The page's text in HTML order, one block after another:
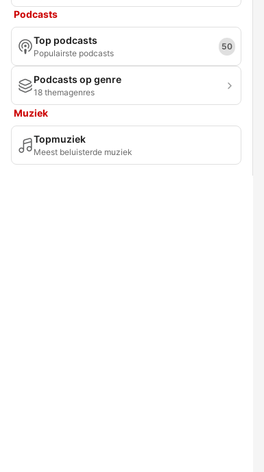
Podcasts
Top podcasts
Populairste podcasts
50
Podcasts op genre
18 themagenres
Muziek
Topmuziek
Meest beluisterde muziek